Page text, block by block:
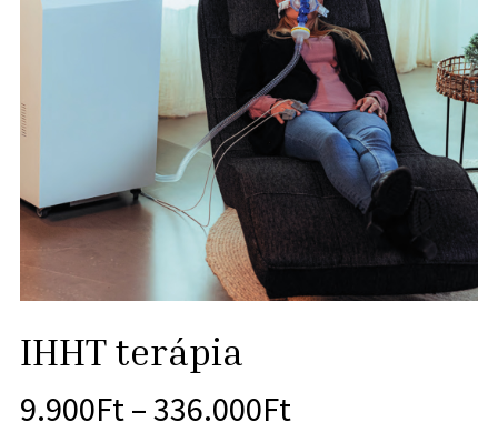
IHHT terápia
9.900Ft–336.000Ft